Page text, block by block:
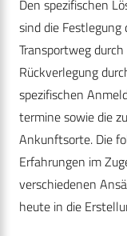
Den spezifischen
sind die Festlegung
Transportweg
Rückverlegung
spezifischen
termine sowie die
Ankunftsorte. Die
Erfahrungen im
verschiedenen
heute in die